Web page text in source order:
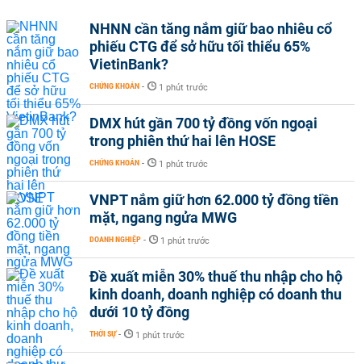
NHNN cần tăng nắm giữ bao nhiêu cổ
phiếu CTG để sở hữu tối thiểu 65%
VietinBank?
CHỨNG KHOÁN - 1 phút trước
DMX hút gần 700 tỷ đồng vốn ngoại
trong phiên thứ hai lên HOSE
CHỨNG KHOÁN - 1 phút trước
VNPT nắm giữ hơn 62.000 tỷ đồng tiền
mặt, ngang ngửa MWG
DOANH NGHIỆP - 1 phút trước
Đề xuất miễn 30% thuế thu nhập cho hộ
kinh doanh, doanh nghiệp có doanh thu
dưới 10 tỷ đồng
THỜI SỰ - 1 phút trước